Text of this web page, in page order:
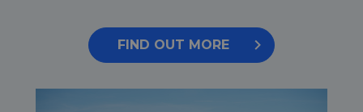
FIND OUT MORE